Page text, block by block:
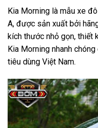
Kia Morning là mẫu xe
A, được sản xuất bởi
kích thước nhỏ gọn, thiết
Kia Morning nhanh
tiêu dùng Việt Nam.